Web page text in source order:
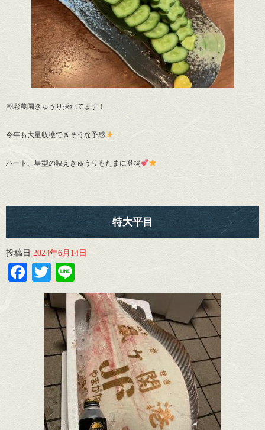
潮彩農園きゅうり採れてます！
今年も大量収穫できそうな予感
ハート、星型の映えきゅうりもたまに登場
特大平目
投稿日 2024年6月14日
Facebook
Twitter